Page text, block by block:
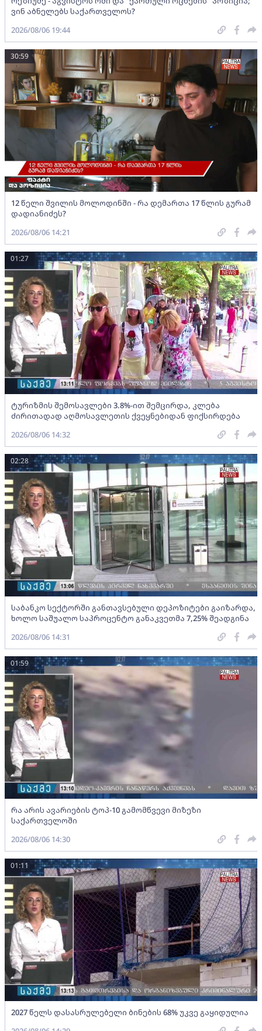
ვინ აბნელებს საქართველოს?
2026/08/06 19:44
12 წელი შვილის მოლოდინში - რა დემართა 17 წლის გურამ
დადიანიძეს?
30:59
2026/08/06 14:21
ტურიზმის შემოსავლები 3.8%-ით შემცირდა, კლება
ძირითადად აღმოსავლეთის ქვეყნებიდან ფიქსირდება
01:27
2026/08/06 14:32
საბანკო სექტორში განთავსებული დეპოზიტები გაიზარდა,
ხოლო საშუალო საპროცენტო განაკვეთმა 7,25% შეადგინა
02:28
2026/08/06 14:31
რა არის ავარიების ტოპ-10 გამომწვევი მიზეზი
საქართველოში
01:59
2026/08/06 14:30
2027 წელს დასასრულებელი ბინების 68% უკვე გაყიდულია
01:11